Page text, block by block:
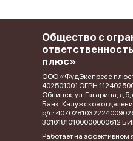
Общество с
плюс»
ООО «ФудЭкспресс
402501001 ОГРН
Обнинск, ул. Гагарина, д
Банк: Калужское
р/с:
30101810100000000612
Работает на эффективном